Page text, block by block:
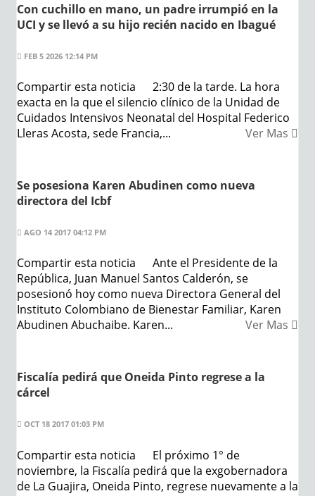
Con cuchillo en mano, un padre irrumpió en la
UCI y se llevó a su hijo recién nacido en Ibagué
FEB 5 2026 12:14 PM
Compartir esta noticia 2:30 de la tarde. La hora
exacta en la que el silencio clínico de la Unidad de
Cuidados Intensivos Neonatal del Hospital Federico
Lleras Acosta, sede Francia,...
Ver Mas
Se posesiona Karen Abudinen como nueva
directora del Icbf
AGO 14 2017 04:12 PM
Compartir esta noticia Ante el Presidente de la
República, Juan Manuel Santos Calderón, se
posesionó hoy como nueva Directora General del
Instituto Colombiano de Bienestar Familiar, Karen
Abudinen Abuchaibe. Karen...
Ver Mas
Fiscalía pedirá que Oneida Pinto regrese a la
cárcel
OCT 18 2017 01:03 PM
Compartir esta noticia El próximo 1° de
noviembre, la Fiscalía pedirá que la exgobernadora
de La Guajira, Oneida Pinto, regrese nuevamente a la